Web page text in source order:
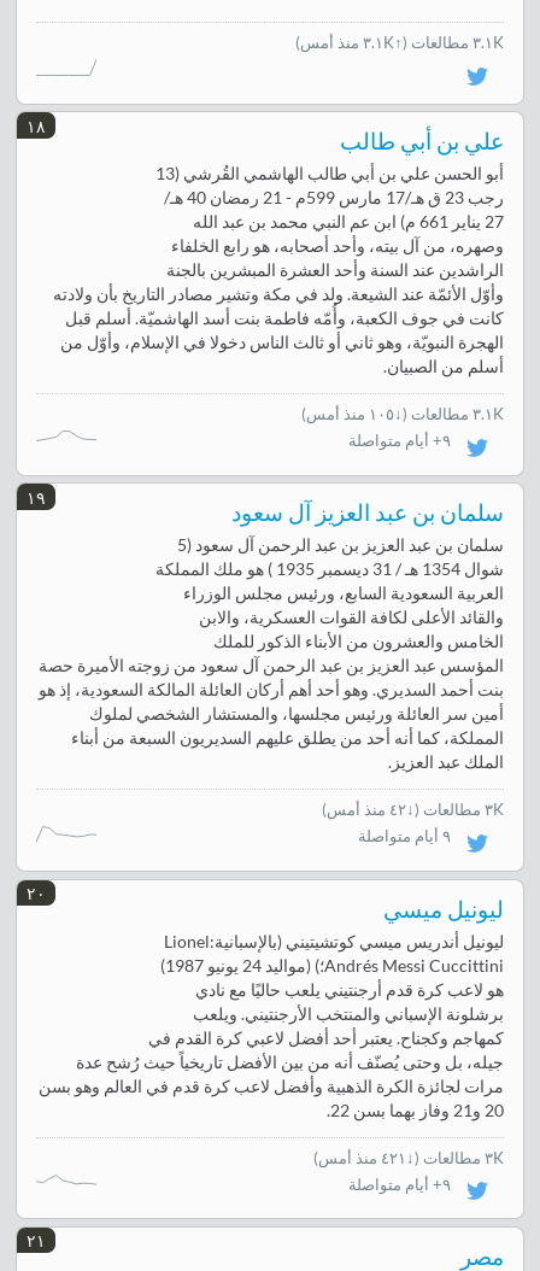
٣.١K مطالعات (↑٣.١K منذ أمس)
١٨
علي بن أبي طالب
أبو الحسن علي بن أبي طالب الهاشمي القُرشي (13
رجب 23 ق هـ/17 مارس 599م - 21 رمضان 40 هـ/
27 يناير 661 م) ابن عم النبي محمد بن عبد الله
وصهره، من آل بيته، وأحد أصحابه، هو رابع الخلفاء
الراشدين عند السنة وأحد العشرة المبشرين بالجنة
وأوّل الأئمّة عند الشيعة. ولد في مكة وتشير مصادر التاريخ بأن ولادته
كانت في جوف الكعبة، وأُمّه فاطمة بنت أسد الهاشميّة. أسلم قبل
الهجرة النبويّة، وهو ثاني أو ثالث الناس دخولا في الإسلام، وأوّل من
أسلم من الصبيان.
٣.١K مطالعات (↓١٠٥ منذ أمس
)
٩+ أيام متواصلة
١٩
سلمان بن عبد العزيز آل سعود
سلمان بن عبد العزيز بن عبد الرحمن آل سعود (5
شوال 1354 هـ / 31 ديسمبر 1935 ) هو ملك المملكة
العربية السعودية السابع، ورئيس مجلس الوزراء
والقائد الأعلى لكافة القوات العسكرية، والابن
الخامس والعشرون من الأبناء الذكور للملك
المؤسس عبد العزيز بن عبد الرحمن آل سعود من زوجته الأميرة حصة
بنت أحمد السديري. وهو أحد أهم أركان العائلة المالكة السعودية، إذ هو
أمين سر العائلة ورئيس مجلسها، والمستشار الشخصي لملوك
المملكة، كما أنه أحد من يطلق عليهم السديريون السبعة من أبناء
الملك عبد العزيز.
٣K مطالعات (↓٤٢ منذ أمس
)
٩ أيام متواصلة
٢٠
ليونيل ميسي
ليونيل أندريس ميسي كوتشيتيني (بالإسبانية:Lionel
Andrés Messi Cuccittini؛) (مواليد 24 يونيو 1987)
هو لاعب كرة قدم أرجنتيني يلعب حاليًا مع نادي
برشلونة الإسباني و‌المنتخب الأرجنتيني. ويلعب
كمهاجم وكجناح. يعتبر أحد أفضل لاعبي كرة القدم في
جيله، بل وحتى يُصنّف أنه من بين الأفضل تاريخياً حيث رُشح عدة
مرات لجائزة الكرة الذهبية وأفضل لاعب كرة قدم في العالم وهو بسن
20 و21 وفاز بهما بسن 22.
٣K مطالعات (↓٤٢١ منذ أمس
)
٩+ أيام متواصلة
٢١
مصر